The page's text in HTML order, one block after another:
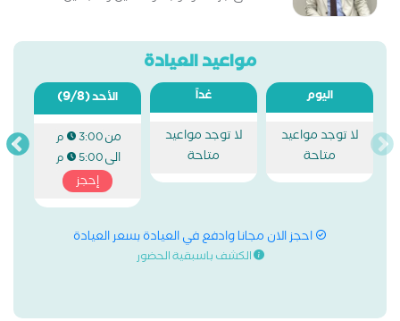
مواعيد العيادة
اليوم
لا توجد مواعيد
متاحة
غداً
لا توجد مواعيد
متاحة
الأحد(9/8)
من3:00 م
الى5:00 م
إحجز
احجز الان مجانا وادفع في العيادة بسعر العيادة
الكشف باسبقية الحضور